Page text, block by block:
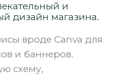
и
дизайн магазина.
вроде Canva для
и баннеров.
схему,